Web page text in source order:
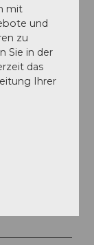
bis nach
es
Fahrplan.
mit
und
zu
Sie in der
das
Ihrer